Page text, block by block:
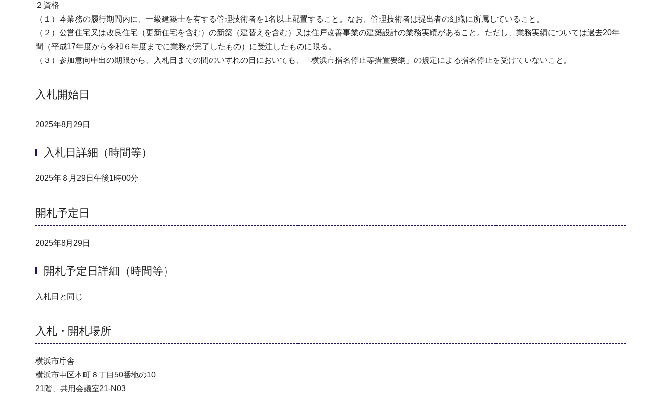
２資格
（１）本業務の履行期間内に、一級建築士を有する管理技術者を1名以上配置すること。なお、管理技術者は提出者の組織に所属していること。
（２）公営住宅又は改良住宅（更新住宅を含む）の新築（建替えを含む）又は住戸改善事業の建築設計の業務実績があること。ただし、業務実績については過去20年
間（平成17年度から令和６年度までに業務が完了したもの）に受注したものに限る。
（３）参加意向申出の期限から、⼊札日までの間のいずれの日においても、「横浜市指名停⽌等措置要綱」の規定による指名停⽌を受けていないこと。
入札開始日
2025年8月29日
入札日詳細（時間等）
2025年８月29日午後1時00分
開札予定日
2025年8月29日
開札予定日詳細（時間等）
入札日と同じ
入札・開札場所
横浜市庁舎
横浜市中区本町６丁目50番地の10
21階、共用会議室21-N03